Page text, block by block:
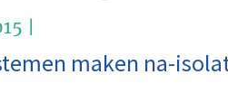
|
maken na-